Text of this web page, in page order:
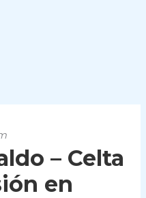
– Celta
en